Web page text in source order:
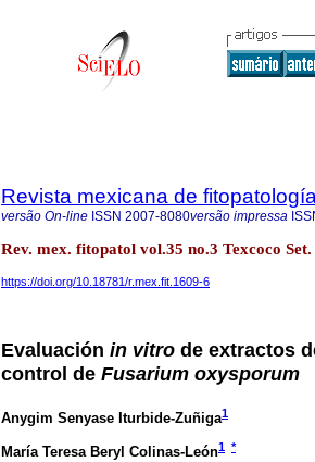
Revista mexicana de fitopatología
versão On-line ISSN 2007-8080versão impressa
Rev. mex. fitopatol vol.35 no.3 Texcoco Set.
https://doi.org/10.18781/r.mex.fit.1609-6
Evaluación in vitro de extractos
control de Fusarium oxysporum
Anygim Senyase Iturbide-Zuñiga1
María Teresa Beryl Colinas-León1 *